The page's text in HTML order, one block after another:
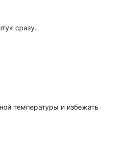
сразу.
температуры и избежать